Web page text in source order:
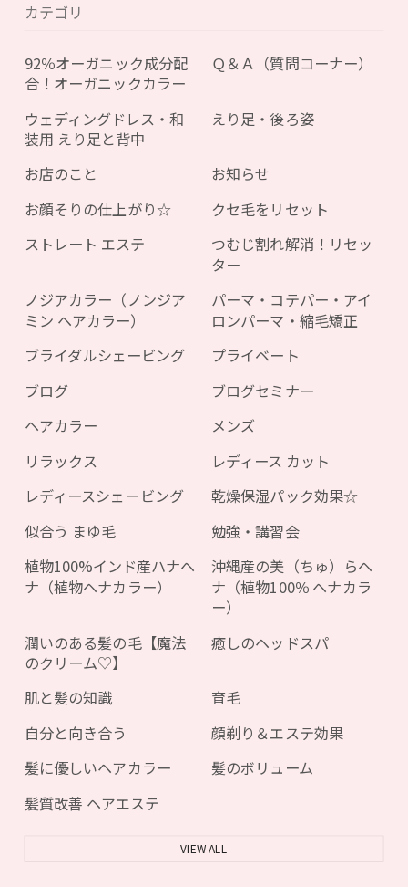
カテゴリ
92％オーガニック成分配
合！オーガニックカラー
Ｑ＆Ａ（質問コーナー）
ウェディングドレス・和
装用 えり足と背中
えり足・後ろ姿
お店のこと
お知らせ
お顔そりの仕上がり☆
クセ毛をリセット
ストレート エステ
つむじ割れ解消！リセッ
ター
ノジアカラー（ノンジア
ミン ヘアカラー）
パーマ・コテパー・アイ
ロンパーマ・縮毛矯正
ブライダルシェービング
プライベート
ブログ
ブログセミナー
ヘアカラー
メンズ
リラックス
レディース カット
レディースシェービング
乾燥保湿パック効果☆
似合う まゆ毛
勉強・講習会
植物100%インド産ハナヘ
ナ（植物ヘナカラー）
沖縄産の美（ちゅ）らヘ
ナ（植物100％ ヘナカラ
ー）
潤いのある髪の毛【魔法
のクリーム♡】
癒しのヘッドスパ
肌と髪の知識
育毛
自分と向き合う
顔剃り＆エステ効果
髪に優しいヘアカラー
髪のボリューム
髪質改善 ヘアエステ
VIEW ALL